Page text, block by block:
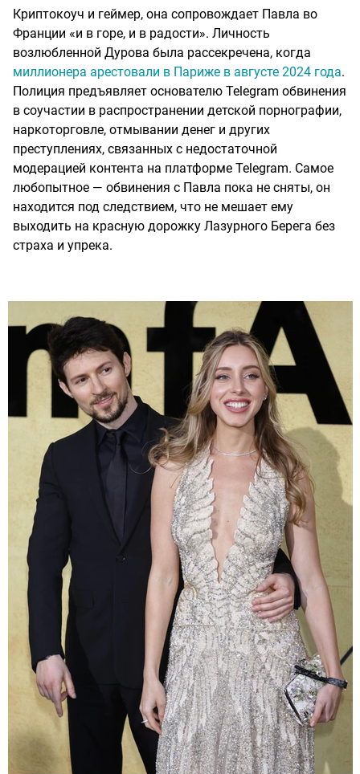
Криптокоуч и геймер, она сопровождает Павла во
Франции «и в горе, и в радости». Личность
возлюбленной Дурова была рассекречена, когда
миллионера арестовали в Париже в августе 2024 года.
Полиция предъявляет основателю Telegram обвинения
в соучастии в распространении детской порнографии,
наркоторговле, отмывании денег и других
преступлениях, связанных с недостаточной
модерацией контента на платформе Telegram. Самое
любопытное — обвинения с Павла пока не сняты, он
находится под следствием, что не мешает ему
выходить на красную дорожку Лазурного Берега без
страха и упрека.